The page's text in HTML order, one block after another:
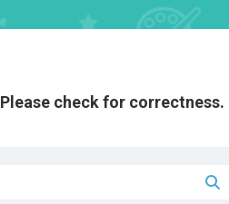
check for correctness.